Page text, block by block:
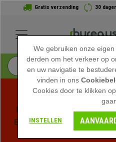
Gratis verzending 30
Profiteer van de
Exclusieve kortingen voor
We gebruiken onze
derden om het verkeer op
en uw navigatie te
vinden in ons
Cookies door te klikken
INSTELLEN